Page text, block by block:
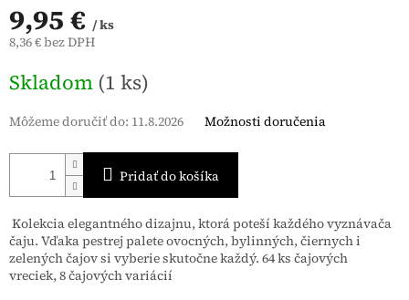
9,95 € / ks
8,36 € bez DPH
cena:
Skladom (1 ks)
Môžeme doručiť do: 11.8.2026 Možnosti doručenia
Pridať do košíka
Kolekcia elegantného dizajnu, ktorá poteší každého vyznávača
čaju. Vďaka pestrej palete ovocných, bylinných, čiernych i
zelených čajov si vyberie skutočne každý. 64 ks čajových
vreciek, 8 čajových variácií